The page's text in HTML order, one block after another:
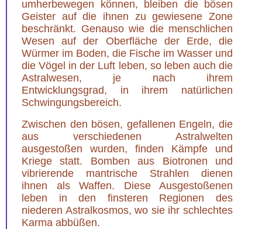
umherbewegen können, bleiben die bösen
Geister auf die ihnen zu gewiesene Zone
beschränkt. Genauso wie die menschlichen
Wesen auf der Oberfläche der Erde, die
Würmer im Boden, die Fische im Wasser und
die Vögel in der Luft leben, so leben auch die
Astralwesen, je nach ihrem
Entwicklungsgrad, in ihrem natürlichen
Schwingungsbereich.
Zwischen den bösen, gefallenen Engeln, die
aus verschiedenen Astralwelten
ausgestoßen wurden, finden Kämpfe und
Kriege statt. Bomben aus Biotronen und
vibrierende mantrische Strahlen dienen
ihnen als Waffen. Diese Ausgestoßenen
leben in den finsteren Regionen des
niederen Astralkosmos, wo sie ihr schlechtes
Karma abbüßen.